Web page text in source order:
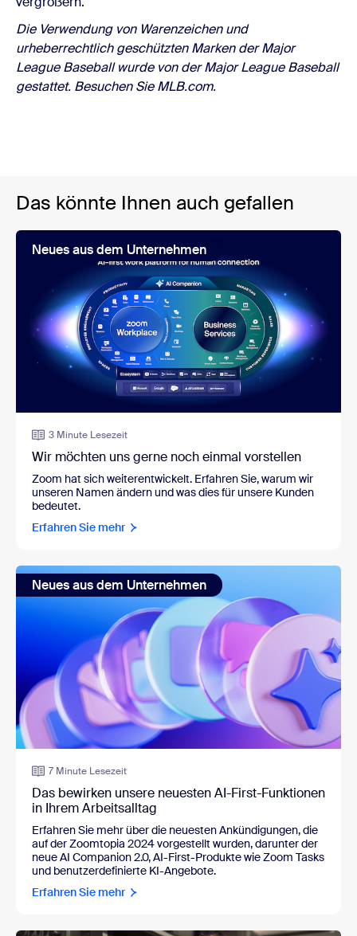
Die Verwendung von Warenzeichen und
urheberrechtlich geschützten Marken der Major
League Baseball wurde von der Major League Baseball
gestattet. Besuchen Sie MLB.com.
Das könnte Ihnen auch gefallen
Neues aus dem Unternehmen
3 Minute Lesezeit
Wir möchten uns gerne noch einmal vorstellen
Zoom hat sich weiterentwickelt. Erfahren Sie, warum wir
unseren Namen ändern und was dies für unsere Kunden
bedeutet.
Erfahren Sie mehr
Neues aus dem Unternehmen
7 Minute Lesezeit
Das bewirken unsere neuesten AI-First-Funktionen
in Ihrem Arbeitsalltag
Erfahren Sie mehr über die neuesten Ankündigungen, die
auf der Zoomtopia 2024 vorgestellt wurden, darunter der
neue AI Companion 2.0, AI-First-Produkte wie Zoom Tasks
und benutzerdefinierte KI-Angebote.
Erfahren Sie mehr